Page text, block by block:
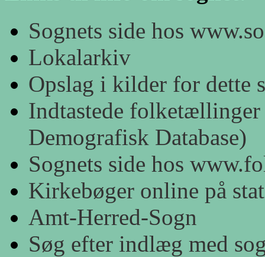
Sognets side hos
Lokalarkiv
Opslag i kilder for dette
Indtastede
Demografisk Database)
Sognets side hos
Kirkebøger online på
Amt-Herred-Sogn
Søg efter indlæg med